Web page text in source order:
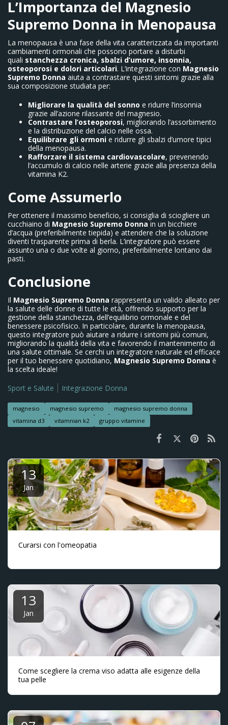
L’Importanza del Magnesio
Supremo Donna in Menopausa
La menopausa è una fase della vita caratterizzata da importanti
cambiamenti ormonali che possono portare a disturbi
quali stanchezza cronica, sbalzi d’umore, insonnia,
osteoporosi e dolori articolari. L’integrazione con Magnesio
Supremo Donna aiuta a contrastare questi sintomi grazie alla
sua composizione studiata per:
Migliorare la qualità del sonno e ridurre l’insonnia
grazie all’azione rilassante del magnesio.
Contrastare l’osteoporosi, migliorando l’assorbimento
e la distribuzione del calcio nelle ossa.
Equilibrare gli ormoni e ridurre gli sbalzi d’umore tipici
della menopausa.
Rafforzare il sistema cardiovascolare, prevenendo
l’accumulo di calcio nelle arterie grazie alla presenza della
vitamina K2.
Come Assumerlo
Per ottenere il massimo beneficio, si consiglia di sciogliere un
cucchiaino di Magnesio Supremo Donna in un bicchiere
d’acqua (preferibilmente tiepida) e attendere che la soluzione
diventi trasparente prima di berla. L’integratore può essere
assunto una o due volte al giorno, preferibilmente lontano dai
pasti.
Conclusione
Il Magnesio Supremo Donna rappresenta un valido alleato per
la salute delle donne di tutte le età, offrendo supporto per la
gestione della stanchezza, dell’equilibrio ormonale e del
benessere psicofisico. In particolare, durante la menopausa,
questo integratore può aiutare a ridurre i sintomi più comuni,
migliorando la qualità della vita e favorendo il mantenimento di
una salute ottimale. Se cerchi un integratore naturale ed efficace
per il tuo benessere quotidiano, Magnesio Supremo Donna è
la scelta ideale!
Sport e Salute
Integrazione Donna
magnesio magnesio supremo
magnesio supremo donna
vitamina d3
vitamnian k2 gruppo vitamine
13
Jan
Curarsi con l'omeopatia
13
Jan
Come scegliere la crema viso adatta alle esigenze della
tua pelle